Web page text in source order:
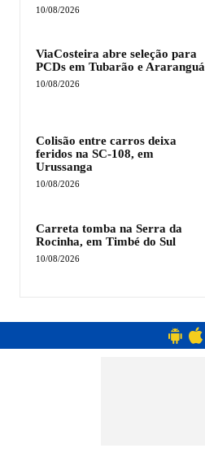
10/08/2026
ViaCosteira abre seleção para
PCDs em Tubarão e Araranguá
10/08/2026
Colisão entre carros deixa
feridos na SC-108, em
Urussanga
10/08/2026
Carreta tomba na Serra da
Rocinha, em Timbé do Sul
10/08/2026